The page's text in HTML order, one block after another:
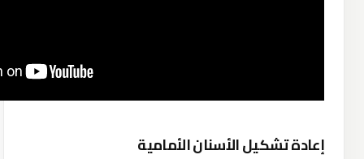
إعادة تشكيل الأسنان الأمامية